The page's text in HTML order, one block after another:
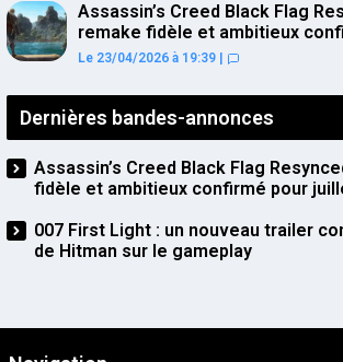
Assassin’s Creed Black Flag
remake fidèle et ambitieux
sur PS5
Le 23/04/2026 à 19:39
Dernières bandes-annonces
Assassin’s Creed Black Flag
fidèle et ambitieux confirmé pour
007 First Light : un nouveau trailer
de Hitman sur le gameplay